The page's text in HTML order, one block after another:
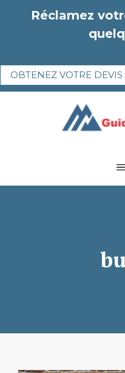
Réclamez
OBTENEZ VOTRE